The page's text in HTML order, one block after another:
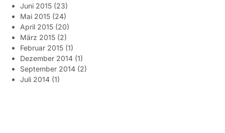
Juni 2015 (23)
Mai 2015 (24)
April 2015 (20)
März 2015 (2)
Februar 2015 (1)
Dezember 2014 (1)
September 2014 (2)
Juli 2014 (1)